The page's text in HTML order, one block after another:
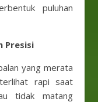
puluhan
Presisi
yang merata
rapi saat
tidak matang